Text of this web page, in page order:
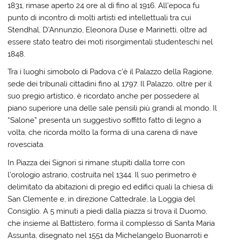
1831, rimase aperto 24 ore al dì fino al 1916. All’epoca fu
punto di incontro di molti artisti ed intellettuali tra cui
Stendhal, D’Annunzio, Eleonora Duse e Marinetti, oltre ad
essere stato teatro dei moti risorgimentali studenteschi nel
1848.
Tra i luoghi simobolo di Padova c’è il Palazzo della Ragione,
sede dei tribunali cittadini fino al 1797. Il Palazzo, oltre per il
suo pregio artistico, è ricordato anche per possedere al
piano superiore una delle sale pensili più grandi al mondo. Il
“Salone” presenta un suggestivo soffitto fatto di legno a
volta, che ricorda molto la forma di una carena di nave
rovesciata.
In Piazza dei Signori si rimane stupiti dalla torre con
l’orologio astrario, costruita nel 1344. Il suo perimetro è
delimitato da abitazioni di pregio ed edifici quali la chiesa di
San Clemente e, in direzione Cattedrale, la Loggia del
Consiglio. A 5 minuti a piedi dalla piazza si trova il Duomo,
che insieme al Battistero, forma il complesso di Santa Maria
Assunta, disegnato nel 1551 da Michelangelo Buonarroti e